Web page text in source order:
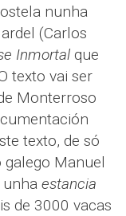
nunha
(Carlos
Inmortal que
texto vai ser
Monterroso
texto, de só
galego Manuel
unha estancia
de 3000 vacas